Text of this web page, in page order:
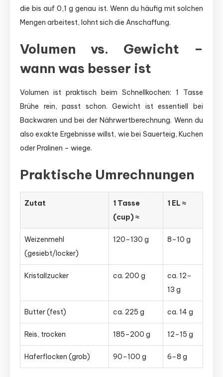
die bis auf 0,1 g genau ist. Wenn du häufig mit solchen
Mengen arbeitest, lohnt sich die Anschaffung.
Volumen vs. Gewicht –
wann was besser ist
Volumen ist praktisch beim Schnellkochen: 1 Tasse
Brühe rein, passt schon. Gewicht ist essentiell bei
Backwaren und bei der Nährwertberechnung. Wenn du
also exakte Ergebnisse willst, wie bei Sauerteig, Kuchen
oder Pralinen – wiege.
Praktische Umrechnungen
Zutat
1 Tasse
(cup) ≈
1 EL ≈
Weizenmehl
(gesiebt/locker)
120–130 g 8–10 g
Kristallzucker ca. 200 g
ca. 12–
13 g
Butter (fest) ca. 225 g ca. 14 g
Reis, trocken 185–200 g 12–15 g
Haferflocken (grob) 90–100 g 6–8 g